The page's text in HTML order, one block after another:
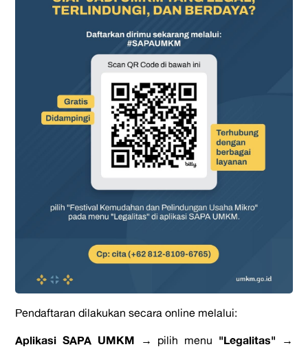
Pendaftaran dilakukan secara online melalui:
Aplikasi SAPA UMKM → pilih menu "Legalitas" →